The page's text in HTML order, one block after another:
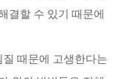
결할 수 있기 때문에
때문에 고생한다는